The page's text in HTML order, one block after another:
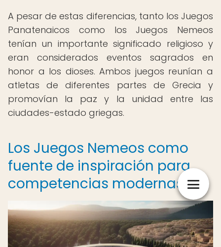
A pesar de estas diferencias, tanto los Juegos
Panatenaicos como los Juegos Nemeos
tenían un importante significado religioso y
eran considerados eventos sagrados en
honor a los dioses. Ambos juegos reunían a
atletas de diferentes partes de Grecia y
promovían la paz y la unidad entre las
ciudades-estado griegas.
Los Juegos Nemeos como
fuente de inspiración para
competencias modernas